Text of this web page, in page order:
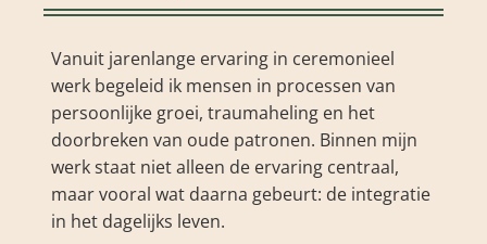
Vanuit jarenlange ervaring in ceremonieel
werk begeleid ik mensen in processen van
persoonlijke groei, traumaheling en het
doorbreken van oude patronen. Binnen mijn
werk staat niet alleen de ervaring centraal,
maar vooral wat daarna gebeurt: de integratie
in het dagelijks leven.